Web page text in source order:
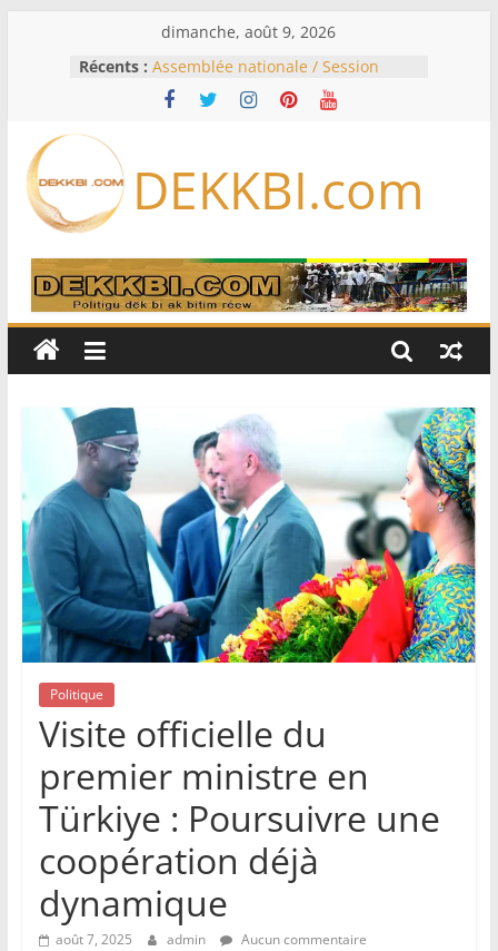
dimanche, août 9, 2026
Récents : Assemblée nationale / Session
extraordinaire: Six commissions
d’enquête à l’ordre du jour ce lundi
Bénin: Patrice Talon élu président
du Sénat, moins de trois mois
Pakistan et la Turquie signent un
accord de défense
RD Congo: Kinshasa interdit les
exportations de cuivre et de cobalt
production
DEKKBI.com
Politique
Visite officielle du
premier ministre en
Türkiye : Poursuivre une
coopération déjà
dynamique
août 7, 2025 admin Aucun commentaire